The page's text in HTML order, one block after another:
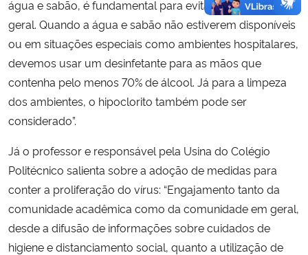
água e sabão, é fundamental para evitar viroses em
geral. Quando a água e sabão não estiverem disponíveis
ou em situações especiais como ambientes hospitalares,
devemos usar um desinfetante para as mãos que
contenha pelo menos 70% de álcool. Já para a limpeza
dos ambientes, o hipoclorito também pode ser
considerado”.
Já o professor e responsável pela Usina do Colégio
Politécnico salienta sobre a adoção de medidas para
conter a proliferação do vírus: “Engajamento tanto da
comunidade acadêmica como da comunidade em geral,
desde a difusão de informações sobre cuidados de
higiene e distanciamento social, quanto a utilização de